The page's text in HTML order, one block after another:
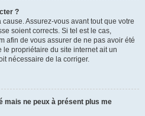
?
Assurez-vous avant tout que votre
soient corrects. Si tel est le cas,
afin de vous assurer de ne pas avoir été
propriétaire du site internet ait un
nécessaire de la corriger.
mais ne peux à présent plus me